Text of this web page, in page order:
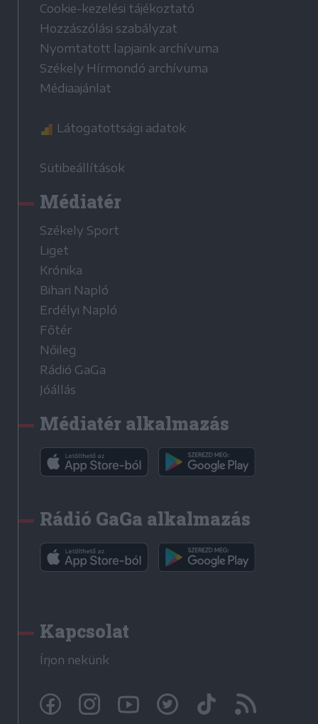
Cookie-kezelési tájékoztató
Hozzászólási szabályzat
Nyomtatott lapjaink archívuma
Székely Hírmondó archívuma
Médiaajánlat
Látogatottsági adatok
Sütibeállítások
Médiatér
Székely Sport
Liget
Krónika
Bihari Napló
Erdélyi Napló
Főtér
Nőileg
Rádió GaGa
Jóállás
Médiatér alkalmazás
Rádió GaGa alkalmazás
Kapcsolat
Írjon nekünk